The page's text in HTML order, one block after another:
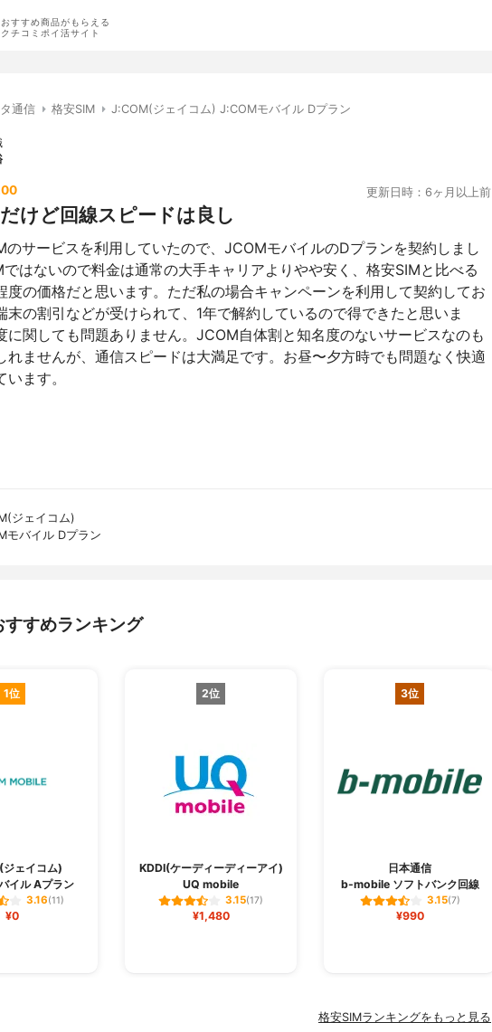
おすすめ商品がもらえる
クチコミポイ活サイト
通信 格安SIM J:COM(ジェイコム) J:COMモバイル Dプラン
更新日時：6ヶ月以上前
けど回線スピードは良し
のサービスを利用していたので、JCOMモバイルのDプランを契約しまし
ではないので料金は通常の大手キャリアよりやや安く、格安SIMと比べる
度の価格だと思います。ただ私の場合キャンペーンを利用して契約してお
末の割引などが受けられて、1年で解約しているので得できたと思いま
に関しても問題ありません。JCOM自体割と知名度のないサービスなのも
れませんが、通信スピードは大満足です。お昼〜夕方時でも問題なく快適
ます。
ジェイコム)
モバイル Dプラン
すめランキング
1位
ェイコム)
イル Aプラン
3.16(11)
¥0
2位
KDDI(ケーディーディーアイ)
UQ mobile
3.15(17)
¥1,480
3位
日本通信
b-mobile ソフトバンク回線
3.15(7)
¥990
格安SIMランキングをもっと見る